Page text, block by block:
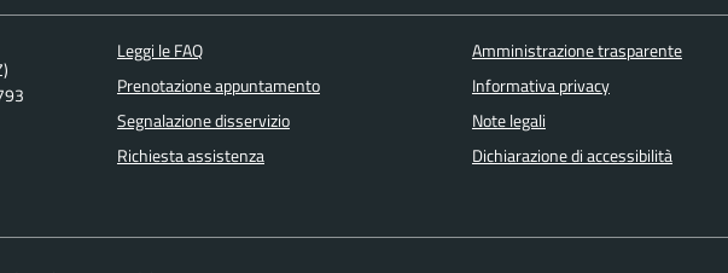
Leggi le FAQ
Prenotazione appuntamento
Segnalazione disservizio
Richiesta assistenza
Amministrazione trasparente
Informativa privacy
Note legali
Dichiarazione di accessibilità